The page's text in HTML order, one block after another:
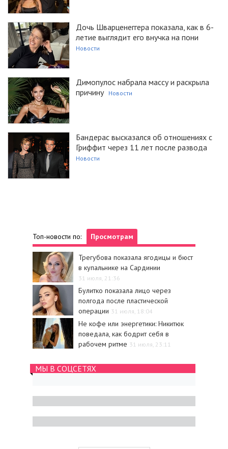
Дочь Шварценеггера показала, как в 6-
летие выглядит его внучка на пони
Новости
Димопулос набрала массу и раскрыла
причину
Новости
Бандерас высказался об отношениях с
Гриффит через 11 лет после развода
Новости
Топ-новости по: Просмотрам
Трегубова показала ягодицы и бюст
в купальнике на Сардинии
31 июля, 21:36
Булитко показала лицо через
полгода после пластической
операции 31 июля, 18:04
Не кофе или энергетики: Никитюк
поведала, как бодрит себя в
рабочем ритме 31 июля, 23:11
МЫ В СОЦСЕТЯХ